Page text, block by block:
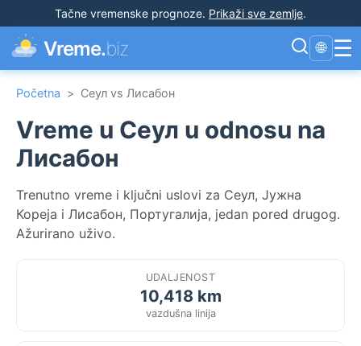
Tačne vremenske prognoze. Prikaži sve zemlje.
Vreme.biz 🌐 ☰
Početna > Сеул vs Лисабон
Vreme u Сеул u odnosu na
Лисабон
Trenutno vreme i ključni uslovi za Сеул, Јужна
Кореја i Лисабон, Португалија, jedan pored drugog.
Ažurirano uživo.
UDALJENOST
10,418 km
vazdušna linija